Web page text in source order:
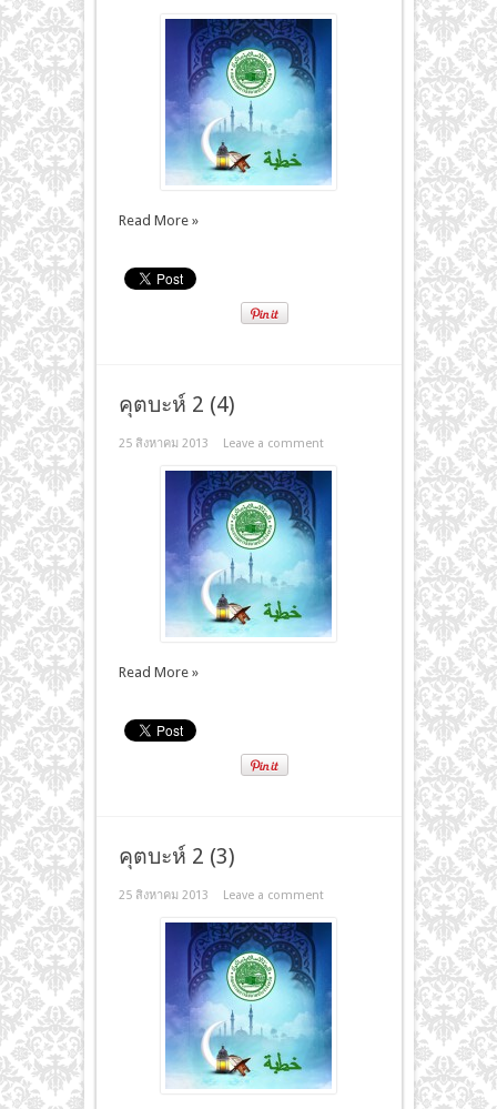
Read More »
คุตบะห์ 2 (4)
25 สิงหาคม 2013 Leave a comment
Read More »
คุตบะห์ 2 (3)
25 สิงหาคม 2013 Leave a comment